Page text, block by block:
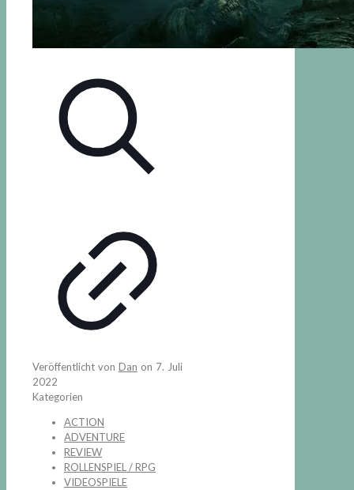
Veröffentlicht von Dan on 7. Juli
2022
Kategorien
ACTION
ADVENTURE
REVIEW
ROLLENSPIEL / RPG
VIDEOSPIELE